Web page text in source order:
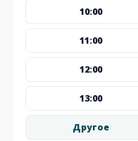
10:00
11:00
12:00
13:00
Другое